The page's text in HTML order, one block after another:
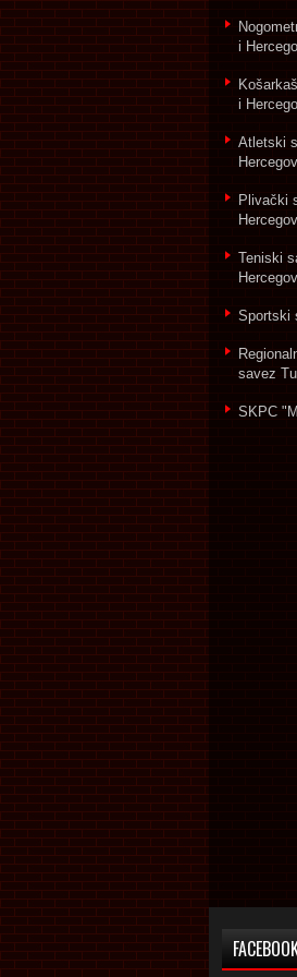
i
i
Atletski
Plivački
Teniski
Sportski
savez
SKPC